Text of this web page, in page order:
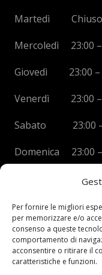
Per fornire le migliori
per memorizzare e/o
consenso a queste
comportamento di
acconsentire o ritirare il
caratteristiche e funzioni.
Martedì Chiuso
Mercoledì 23:00 –
Giovedì 23:00 –
Venerdì 23:00 –
Sabato 23:00 –
Domenica 23:00 –
BOYS DISCO
Via Oreficeria, 68 –
Tel.+39 0444 960737